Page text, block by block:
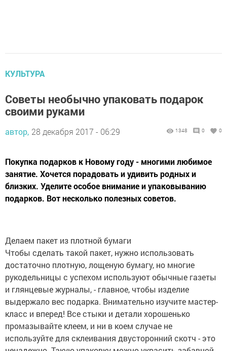
КУЛЬТУРА
Советы необычно упаковать подарок
своими руками
автор, 28 декабря 2017 - 06:29 1348 0 0
Покупка подарков к Новому году - многими любимое
занятие. Хочется порадовать и удивить родных и
близких. Уделите особое внимание и упаковыванию
подарков. Вот несколько полезных советов.
Делаем пакет из плотной бумаги
Чтобы сделать такой пакет, нужно использовать
достаточно плотную, лощеную бумагу, но многие
рукодельницы с успехом используют обычные газеты
и глянцевые журналы, - главное, чтобы изделие
выдержало вес подарка. Внимательно изучите мастер-
класс и вперед! Все стыки и детали хорошенько
промазывайте клеем, и ни в коем случае не
используйте для склеивания двусторонний скотч - это